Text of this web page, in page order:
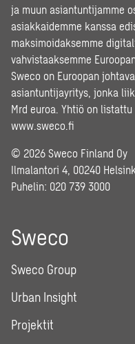
ja muun asiantuntijamme
asiakkaidemme kanssa
maksimoidaksemme
vahvistaaksemme
Sweco on Euroopan
asiantuntijayritys, jonka
Mrd euroa. Yhtiö on
www.sweco.fi
© 2026 Sweco Finland Oy
Ilmalantori 4, 00240
Puhelin: 020 739 3000
Sweco
Sweco Group
Urban Insight
Projektit